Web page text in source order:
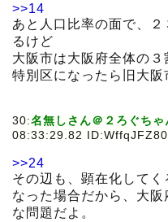
>>14
あと人口比率の面で、
るけど
大阪市は大阪府全体の３
特別区になったら旧大
30:名無しさん＠２ろぐちゃ
08:33:29.82 ID:WffqJFZ80
>>24
その辺も、顕在化して
なった場合だから、大
な問題だよ。